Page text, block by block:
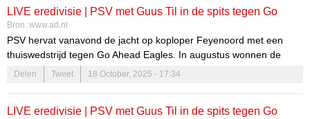
LIVE eredivisie | PSV met Guus Til in de spits tegen Go
Ahead, Ricardo Pepi en Myron Boadu keren terug in
selectie
Bron: www.ad.nl
PSV hervat vanavond de jacht op koploper Feyenoord met een
thuiswedstrijd tegen Go Ahead Eagles. In augustus wonnen de
Eindhovenaren met 2-1 van de Deventenaren in strijd om de Johan
Cruijff Schaal. Volg het hier vanaf 18.45 uur live!
Delen Tweet 18 October, 2025 - 17:34
LIVE eredivisie | PSV met Guus Til in de spits tegen Go